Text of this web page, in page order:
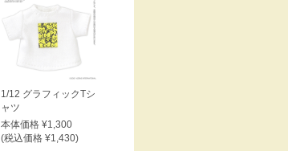
1/12 グラフィックTシ
ャツ
本体価格 ¥1,300
(税込価格 ¥1,430)